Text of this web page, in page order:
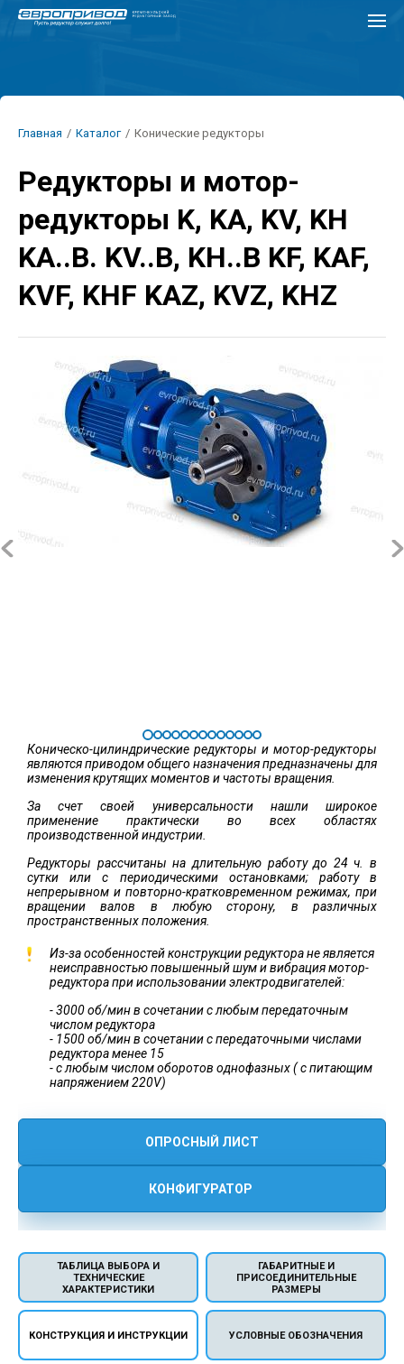
Перейти
Строка
Главная / Каталог / Конические редукторы
Редукторы и мотор-
редукторы K, KA, KV, KH
KA..B. KV..B, KH..B KF, KAF,
KVF, KHF KAZ, KVZ, KHZ
Коническо-цилиндрические редукторы и мотор-редукторы
являются приводом общего назначения предназначены для
изменения крутящих моментов и частоты вращения.
За счет своей универсальности нашли широкое
применение практически во всех областях
производственной индустрии.
Редукторы рассчитаны на длительную работу до 24 ч. в
сутки или с периодическими остановками; работу в
непрерывном и повторно-кратковременном режимах, при
вращении валов в любую сторону, в различных
пространственных положения.
Из-за особенностей конструкции редуктора не является
неисправностью повышенный шум и вибрация мотор-
редуктора при использовании электродвигателей:
- 3000 об/мин в сочетании с любым передаточным
числом редуктора
- 1500 об/мин в сочетании с передаточными числами
редуктора менее 15
- с любым числом оборотов однофазных ( с питающим
напряжением 220V)
ОПРОСНЫЙ ЛИСТ
КОНФИГУРАТОР
ТАБЛИЦА ВЫБОРА И
ТЕХНИЧЕСКИЕ
ХАРАКТЕРИСТИКИ
ГАБАРИТНЫЕ И
ПРИСОЕДИНИТЕЛЬНЫЕ
РАЗМЕРЫ
КОНСТРУКЦИЯ И ИНСТРУКЦИИ УСЛОВНЫЕ ОБОЗНАЧЕНИЯ